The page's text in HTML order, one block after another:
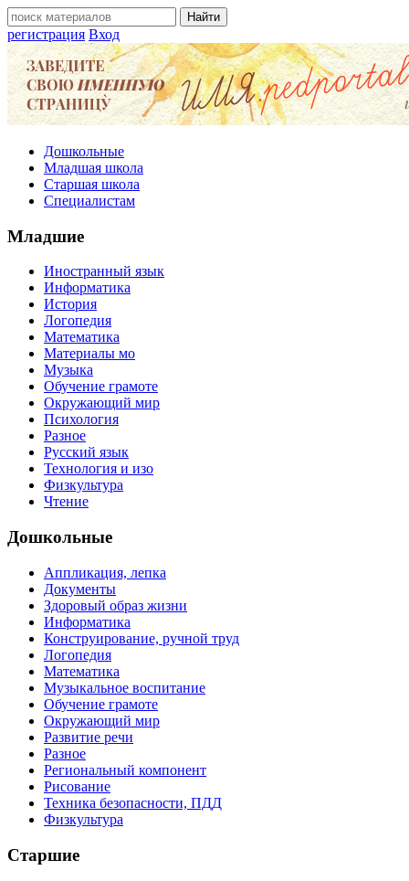
регистрация Вход
Дошкольные
Младшая школа
Старшая школа
Специалистам
Младшие
Иностранный язык
Информатика
История
Логопедия
Математика
Материалы мо
Музыка
Обучение грамоте
Окружающий мир
Психология
Разное
Русский язык
Технология и изо
Физкультура
Чтение
Дошкольные
Аппликация, лепка
Документы
Здоровый образ жизни
Информатика
Конструирование, ручной труд
Логопедия
Математика
Музыкальное воспитание
Обучение грамоте
Окружающий мир
Развитие речи
Разное
Региональный компонент
Рисование
Техника безопасности, ПДД
Физкультура
Старшие